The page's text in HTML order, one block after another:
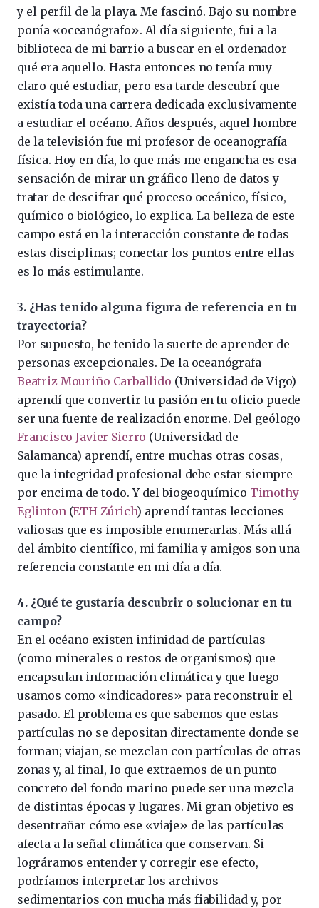
y el perfil de la playa. Me fascinó. Bajo su nombre
ponía «oceanógrafo». Al día siguiente, fui a la
biblioteca de mi barrio a buscar en el ordenador
qué era aquello. Hasta entonces no tenía muy
claro qué estudiar, pero esa tarde descubrí que
existía toda una carrera dedicada exclusivamente
a estudiar el océano. Años después, aquel hombre
de la televisión fue mi profesor de oceanografía
física. Hoy en día, lo que más me engancha es esa
sensación de mirar un gráfico lleno de datos y
tratar de descifrar qué proceso oceánico, físico,
químico o biológico, lo explica. La belleza de este
campo está en la interacción constante de todas
estas disciplinas; conectar los puntos entre ellas
es lo más estimulante.
3. ¿Has tenido alguna figura de referencia en tu
trayectoria?
Por supuesto, he tenido la suerte de aprender de
personas excepcionales. De la oceanógrafa
Beatriz Mouriño Carballido (Universidad de Vigo)
aprendí que convertir tu pasión en tu oficio puede
ser una fuente de realización enorme. Del geólogo
Francisco Javier Sierro (Universidad de
Salamanca) aprendí, entre muchas otras cosas,
que la integridad profesional debe estar siempre
por encima de todo. Y del biogeoquímico Timothy
Eglinton(ETH Zúrich) aprendí tantas lecciones
valiosas que es imposible enumerarlas. Más allá
del ámbito científico, mi familia y amigos son una
referencia constante en mi día a día.
4. ¿Qué te gustaría descubrir o solucionar en tu
campo?
En el océano existen infinidad de partículas
(como minerales o restos de organismos) que
encapsulan información climática y que luego
usamos como «indicadores» para reconstruir el
pasado. El problema es que sabemos que estas
partículas no se depositan directamente donde se
forman; viajan, se mezclan con partículas de otras
zonas y, al final, lo que extraemos de un punto
concreto del fondo marino puede ser una mezcla
de distintas épocas y lugares. Mi gran objetivo es
desentrañar cómo ese «viaje» de las partículas
afecta a la señal climática que conservan. Si
lográramos entender y corregir ese efecto,
podríamos interpretar los archivos
sedimentarios con mucha más fiabilidad y, por